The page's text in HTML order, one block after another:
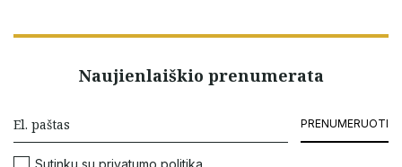
Naujienlaiškio prenumerata
PRENUMERUOTI
Sutinku su privatumo politika